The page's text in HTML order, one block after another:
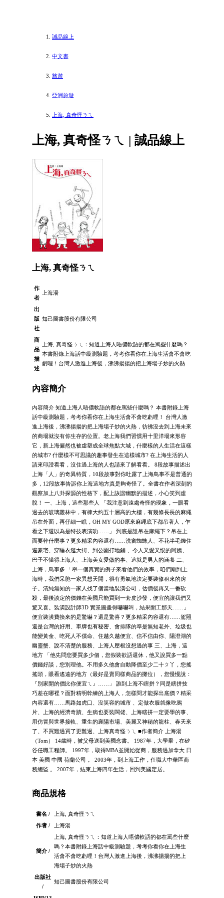
誠品線上
中文書
旅遊
亞洲旅遊
上海, 真奇怪ㄋㄟ
上海, 真奇怪ㄋㄟ | 誠品線上
上海, 真奇怪ㄋㄟ
作
者
上海湯
出
版
社
知己圖書股份有限公司
商
品
描
述
上海, 真奇怪ㄋㄟ：知道上海人唔儂軟語的都在罵些什麼嗎？
本書附錄上海話中級測驗題，考考你看你在上海生活會不會吃
虧哩！台灣人激進上海後，沸沸揚揚的把上海場子炒的火熱
內容簡介
內容簡介 知道上海人唔儂軟語的都在罵些什麼嗎？ 本書附錄上海
話中級測驗題，考考你看你在上海生活會不會吃虧哩！ 台灣人激
進上海後，沸沸揚揚的把上海場子炒的火熱，彷彿沒去到上海未來
的商場就沒有你生存的位置。老上海我們習慣用十里洋場來形容
它，新上海儼然也被虛塑成全球焦點大城，什麼樣的人生活在這樣
的城市? 什麼樣不可思議的趣事發生在這樣城市? 在上海生活的人
請來印證看看，沒住過上海的人也請來了解看看。 8段故事描述出
上海「人」的奇異特質，10段故事對你吐露了上海鳥事不是普通的
多，12段故事告訴你上海這地方真是夠奇怪了。全書在作者深刻的
觀察加上八卦探源的性格下，配上詼諧幽默的描述，小心笑到虛
脫！ 一、上海，這些那些人 「我注意到遠處奇怪的現象，一眼看
過去的玻璃叢林中，有棟大約五十層高的大樓，有幾條長長的麻繩
吊在外面，再仔細一瞧，OH MY GOD原來麻繩底下都吊著人，乍
看之下還以為是特技表演叻……」 到底是誰吊在麻繩下？吊在上
面要幹什麼事？更多精采內容還有……洗窗蜘蛛人、不花半毛錢住
遍豪宅、穿睡衣逛大街、到公園打地鋪 、令人又愛又恨的阿姨、
巴子不懂得上海人、上海美女愛做的事、這就是男人的涵養 二、
上海，鳥事多 「舉一個真實的例子來看他們的效率，咱們剛到上
海時，我們呆胞一家異想天開，很有勇氣地決定要裝修租來的房
子。清純無知的一家人找了個當地裝潢公司，估價後再又一番砍
殺，最後談定的價錢在美國只能買到一套皮沙發，便宜的讓我們又
驚又喜。裝潢設計師3D 實景圖畫得嚇嚇叫，結果開工那天……」
便宜裝潢費換來的是驚嚇？還是驚喜？更多精采內容還有……駕照
還是台灣的好用、車牌也有秘密、會排隊的準是無知老外、垃圾也
能變黃金、吃死人不償命、住越久越便宜、信不信由你、陽澄湖的
幽靈蟹、說不清楚的服務、上海人壓根沒想過的事 三、上海，這
地方 「他先問您要買多少個，您假裝欲語還休，他又說買多一點
價錢好談，您別理他。不用多久他會自動降價至少二十ㄆ丫，您搖
搖頭，眼看遙遠的地方（最好是賣同樣商品的攤位），您慢慢說：
『別家開的價比你便宜ㄟ』……」 誰到上海不瞎拼？同是瞎拼技
巧差在哪裡？面對精明幹練的上海人，怎樣問才能探出底價？精采
內容還有……馬路如虎口、沒笑容的城市 、定做衣服就像吃鴉
片、上海的經濟奇蹟、生病也要裝闊佬、上海瞎拼一定要學的事、
用仿冒與世界接軌、重生的襄陽市場、美麗又神秘的龍柱、春天來
了、不買難過買了更難過、上海真奇怪ㄋㄟ ■作者簡介 上海湯
（Tom） 14歲時，被父母送到美國念書。 1987年，大學畢，在矽
谷任職工程師。 1997年，取得MBA並開始從商，服務過加拿大 日
本 美國 中國 荷蘭公司 。 2003年，到上海工作，任職大中華區商
務總監 。 2007年，結束上海四年生活，回到美國定居。
商品規格
書名 /
上海, 真奇怪ㄋㄟ
作者 /
上海湯
簡介 /
上海, 真奇怪ㄋㄟ：知道上海人唔儂軟語的都在罵些什麼
嗎？本書附錄上海話中級測驗題，考考你看你在上海生
活會不會吃虧哩！台灣人激進上海後，沸沸揚揚的把上
海場子炒的火熱
出版社
/
知己圖書股份有限公司